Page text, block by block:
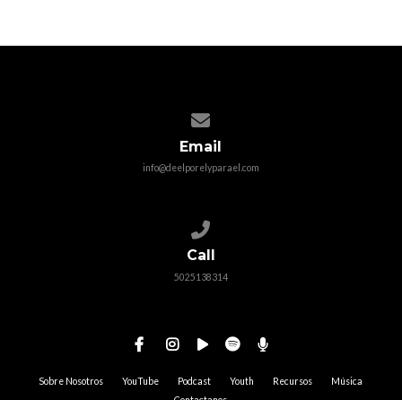
Email
info@deelporelyparael.com
Call
5025138314
Sobre Nosotros YouTube Podcast Youth Recursos
Música